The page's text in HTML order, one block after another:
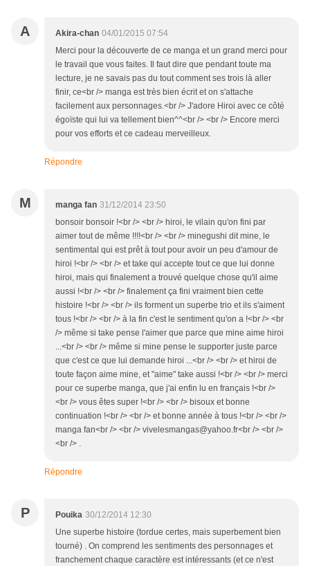
A Akira-chan 04/01/2015 07:54
Merci pour la découverte de ce manga et un grand merci pour
le travail que vous faites. Il faut dire que pendant toute ma
lecture, je ne savais pas du tout comment ses trois là aller
finir, ce<br /> manga est très bien écrit et on s'attache
facilement aux personnages.<br /> J'adore Hiroi avec ce côté
égoïste qui lui va tellement bien^^<br /> <br /> Encore merci
pour vos efforts et ce cadeau merveilleux.
Répondre
M manga fan 31/12/2014 23:50
bonsoir bonsoir !<br /> <br /> hiroi, le vilain qu'on fini par
aimer tout de même !!!!<br /> <br /> minegushi dit mine, le
sentimental qui est prêt à tout pour avoir un peu d'amour de
hiroi !<br /> <br /> et take qui accepte tout ce que lui donne
hiroi, mais qui finalement a trouvé quelque chose qu'il aime
aussi !<br /> <br /> finalement ça fini vraiment bien cette
histoire !<br /> <br /> ils forment un superbe trio et ils s'aiment
tous !<br /> <br /> à la fin c'est le sentiment qu'on a !<br /> <br
/> même si take pense l'aimer que parce que mine aime hiroi
...<br /> <br /> même si mine pense le supporter juste parce
que c'est ce que lui demande hiroi ...<br /> <br /> et hiroi de
toute façon aime mine, et "aime" take aussi !<br /> <br /> merci
pour ce superbe manga, que j'ai enfin lu en français !<br />
<br /> vous êtes super !<br /> <br /> bisoux et bonne
continuation !<br /> <br /> et bonne année à tous !<br /> <br />
manga fan<br /> <br /> vivelesmangas@yahoo.fr<br /> <br />
<br /> .
Répondre
P Pouika 30/12/2014 12:30
Une superbe histoire (tordue certes, mais superbement bien
tourné) . On comprend les sentiments des personnages et
franchement chaque caractère est intéressants (et ce n'est